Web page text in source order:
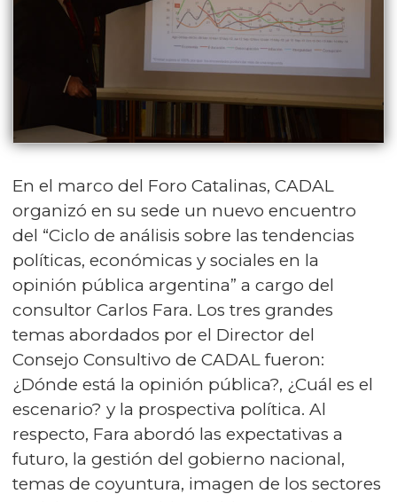
En el marco del Foro Catalinas, CADAL
organizó en su sede un nuevo encuentro
del “Ciclo de análisis sobre las tendencias
políticas, económicas y sociales en la
opinión pública argentina” a cargo del
consultor Carlos Fara. Los tres grandes
temas abordados por el Director del
Consejo Consultivo de CADAL fueron:
¿Dónde está la opinión pública?, ¿Cuál es el
escenario? y la prospectiva política. Al
respecto, Fara abordó las expectativas a
futuro, la gestión del gobierno nacional,
temas de coyuntura, imagen de los sectores